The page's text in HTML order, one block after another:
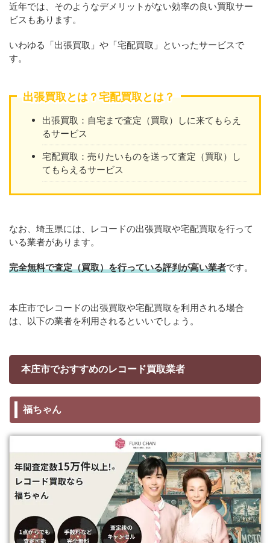
近年では、そのようなデメリットがない効率の良い買取サー
ビスもあります。
いわゆる「出張買取」や「宅配買取」といったサービスで
す。
出張買取とは？宅配買取とは？
出張買取：自宅まで査定（買取）しに来てもらえ
るサービス
宅配買取：売りたいものを送って査定（買取）し
てもらえるサービス
なお、埼玉県には、レコードの出張買取や宅配買取を行って
いる業者があります。
完全無料で査定（買取）を行っている評判が高い業者です。
本庄市でレコードの出張買取や宅配買取を利用される場合
は、以下の業者を利用されるといいでしょう。
本庄市でおすすめのレコード買取業者
福ちゃん